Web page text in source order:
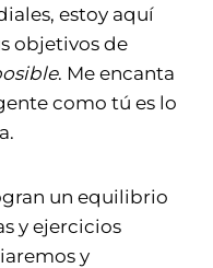
estoy aquí
objetivos de
. Me encanta
como tú es lo
un equilibrio
y ejercicios
y